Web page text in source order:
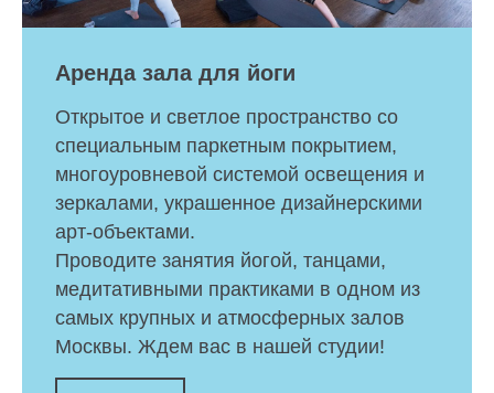
Аренда зала для йоги
Открытое и светлое пространство со
специальным паркетным покрытием,
многоуровневой системой освещения и
зеркалами, украшенное дизайнерскими
арт-объектами.
Проводите занятия йогой, танцами,
медитативными практиками в одном из
самых крупных и атмосферных залов
Москвы. Ждем вас в нашей студии!